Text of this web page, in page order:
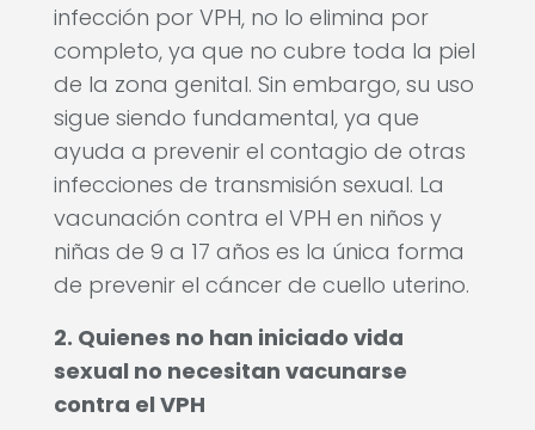
infección por VPH, no lo elimina por
completo, ya que no cubre toda la piel
de la zona genital. Sin embargo, su uso
sigue siendo fundamental, ya que
ayuda a prevenir el contagio de otras
infecciones de transmisión sexual. La
vacunación contra el VPH en niños y
niñas de 9 a 17 años es la única forma
de prevenir el cáncer de cuello uterino.
2. Quienes no han iniciado vida
sexual no necesitan vacunarse
contra el VPH